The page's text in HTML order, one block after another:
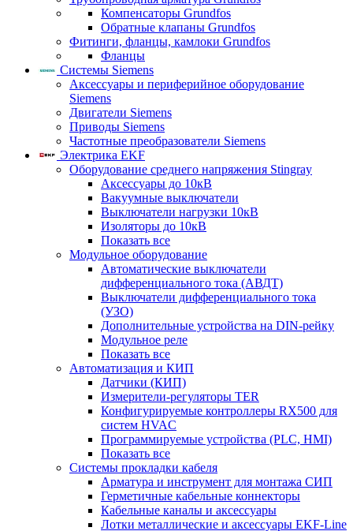
Компенсаторы Grundfos
Обратные клапаны Grundfos
Фитинги, фланцы, камлоки Grundfos
Фланцы
Системы Siemens
Аксессуары и периферийное оборудование
Siemens
Двигатели Siemens
Приводы Siemens
Частотные преобразователи Siemens
Электрика EKF
Оборудование среднего напряжения Stingray
Аксессуары до 10кВ
Вакуумные выключатели
Выключатели нагрузки 10кВ
Изоляторы до 10кВ
Показать все
Модульное оборудование
Автоматические выключатели
дифференциального тока (АВДТ)
Выключатели дифференциального тока
(УЗО)
Дополнительные устройства на DIN-рейку
Модульное реле
Показать все
Автоматизация и КИП
Датчики (КИП)
Измерители-регуляторы TER
Конфигурируемые контроллеры RX500 для
систем HVAC
Программируемые устройства (PLC, HMI)
Показать все
Системы прокладки кабеля
Арматура и инструмент для монтажа СИП
Герметичные кабельные коннекторы
Кабельные каналы и аксессуары
Лотки металлические и аксессуары EKF-Line